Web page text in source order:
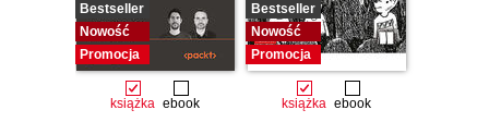
Bestseller
Nowość
Promocja
książka ebook
Bestseller
Nowość
Promocja
książka ebook